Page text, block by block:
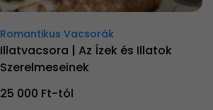
Romantikus Vacsorák
Illatvacsora | Az Ízek és Illatok
Szerelmeseinek
25 000 Ft-tól